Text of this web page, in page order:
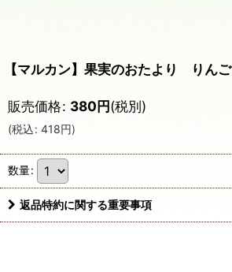
【マルカン】果実のおたより りんご
販売価格: 380円(税別)
(税込: 418円)
数量:
返品特約に関する重要事項